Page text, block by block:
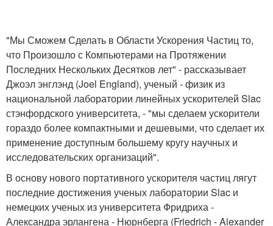
"Мы Сможем Сделать в Области Ускорения Частиц то,
что Произошло с Компьютерами на Протяжении
Последних Нескольких Десятков лет" - рассказывает
Джоэл энглэнд (Joel England), ученый - физик из
национальной лаборатории линейных ускорителей Slac
стэнфордского университета, - "мы сделаем ускорители
гораздо более компактными и дешевыми, что сделает их
применение доступным большему кругу научных и
исследовательских организаций".
В основу нового портативного ускорителя частиц лягут
последние достижения ученых лаборатории Slac и
немецких ученых из университета Фридриха -
Александра эрлангена - Нюрнберга (Friedrich - Alexander